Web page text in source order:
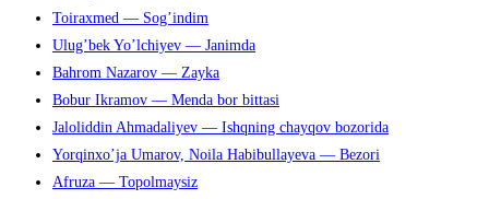
Toiraxmed — Sog’indim
Ulug’bek Yo’lchiyev — Janimda
Bahrom Nazarov — Zayka
Bobur Ikramov — Menda bor bittasi
Jaloliddin Ahmadaliyev — Ishqning chayqov bozorida
Yorqinxo’ja Umarov, Noila Habibullayeva — Bezori
Afruza — Topolmaysiz